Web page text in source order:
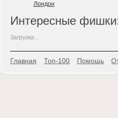
Лондон
Интересные
Загрузка...
Главная Топ-100 Помощь